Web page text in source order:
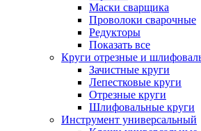
Маски сварщика
Проволоки сварочные
Редукторы
Показать все
Круги отрезные и
Зачистные круги
Лепестковые круги
Отрезные круги
Шлифовальные круги
Инструмент универсальный